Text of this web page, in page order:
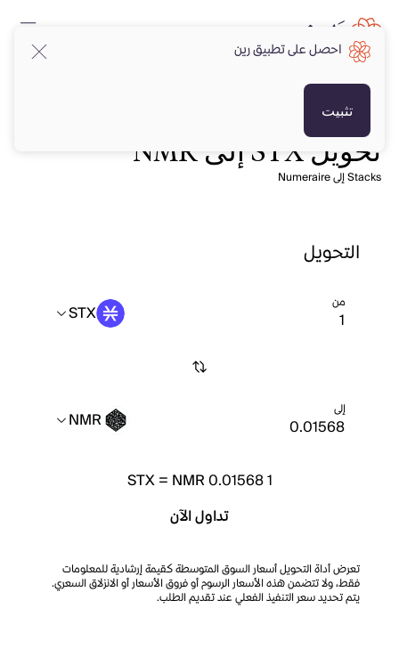
تحويل STX إلى NMR
Stacks إلى Numeraire
التحويل
من STX
إلى NMR
1
STX= NMR 0.01568
تداول الآن
تعرض أداة التحويل أسعار السوق المتوسطة كقيمة إرشادية للمعلومات
فقط، ولا تتضمن هذه الأسعار الرسوم أو فروق الأسعار أو الانزلاق السعري.
يتم تحديد سعر التنفيذ الفعلي عند تقديم الطلب.
احصل على تطبيق رين
تثبيت